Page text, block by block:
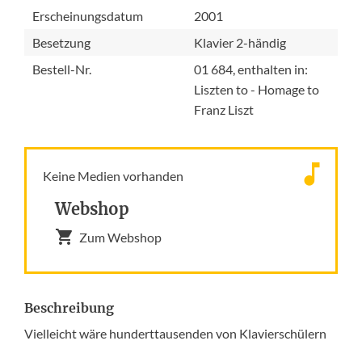
Erscheinungsdatum
2001
Besetzung
Klavier 2-händig
Bestell-Nr.
01 684, enthalten in:
Liszten to - Homage to
Franz Liszt
Keine Medien vorhanden
Webshop
Zum Webshop
Beschreibung
Vielleicht wäre hunderttausenden von Klavierschülern